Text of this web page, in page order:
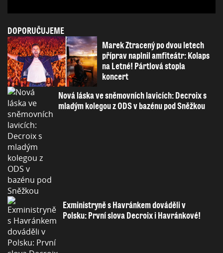
DOPORUČUJEME
Marek Ztracený po dvou letech
příprav naplnil amfiteátr: Kolaps
na Letné! Pártlová stopla
koncert
Nová láska ve sněmovních lavicích: Decroix s
mladým kolegou z ODS v bazénu pod Sněžkou
Exministryně s Havránkem dováděli v
Polsku: První slova Decroix i Havránkové!